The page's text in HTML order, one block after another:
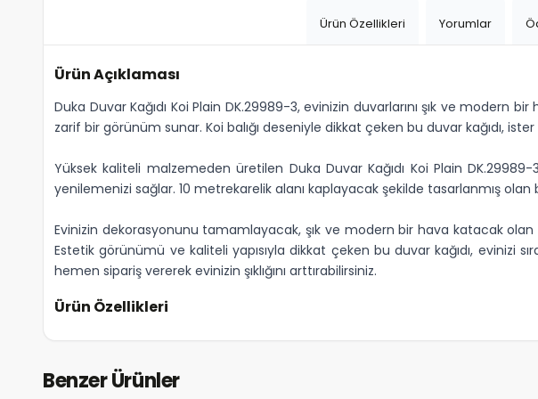
Ürün Özellikleri Yorumlar
Ürün Açıklaması
Duka Duvar Kağıdı Koi Plain DK.29989-3, evinizin duvarlarını şık ve
zarif bir görünüm sunar. Koi balığı deseniyle dikkat çeken bu duvar kağıdı,
Yüksek kaliteli malzemeden üretilen Duka Duvar Kağıdı Koi Plain
yenilemenizi sağlar. 10 metrekarelik alanı kaplayacak şekilde tasarlanmış olan
Evinizin dekorasyonunu tamamlayacak, şık ve modern bir hava katacak olan
Estetik görünümü ve kaliteli yapısıyla dikkat çeken bu duvar kağıdı, evinizi
hemen sipariş vererek evinizin şıklığını arttırabilirsiniz.
Ürün Özellikleri
Benzer Ürünler